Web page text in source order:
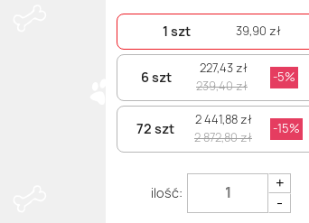
1 szt 39,90 zł
6 szt
227,43 zł
239,40 zł
-5%
72 szt
2 441,88 zł
2 872,80 zł
-15%
+
-